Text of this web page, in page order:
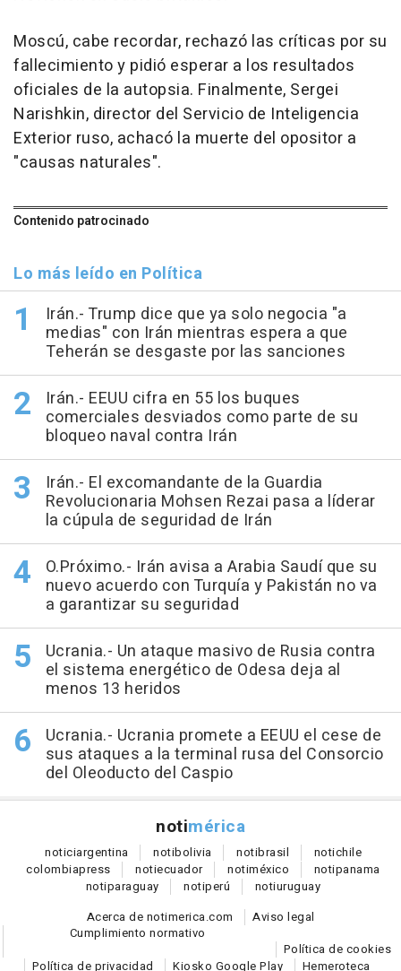
Moscú, cabe recordar, rechazó las críticas por su
fallecimiento y pidió esperar a los resultados
oficiales de la autopsia. Finalmente, Sergei
Narishkin, director del Servicio de Inteligencia
Exterior ruso, achacó la muerte del opositor a
"causas naturales".
Contenido patrocinado
Lo más leído en Política
Irán.- Trump dice que ya solo negocia "a
medias" con Irán mientras espera a que
Teherán se desgaste por las sanciones
Irán.- EEUU cifra en 55 los buques
comerciales desviados como parte de su
bloqueo naval contra Irán
Irán.- El excomandante de la Guardia
Revolucionaria Mohsen Rezai pasa a líderar
la cúpula de seguridad de Irán
O.Próximo.- Irán avisa a Arabia Saudí que su
nuevo acuerdo con Turquía y Pakistán no va
a garantizar su seguridad
Ucrania.- Un ataque masivo de Rusia contra
el sistema energético de Odesa deja al
menos 13 heridos
Ucrania.- Ucrania promete a EEUU el cese de
sus ataques a la terminal rusa del Consorcio
del Oleoducto del Caspio
notimérica
noticiargentina notibolivia notibrasil notichile
colombiapress notiecuador notiméxico notipanama
notiparaguay notiperú notiuruguay
Acerca de notimerica.com
Aviso legal
Cumplimiento normativo
Política de cookies
Política de privacidad
Kiosko Google Play Hemeroteca